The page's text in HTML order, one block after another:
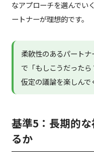
なアプローチを選んでい
ートナーが理想的です。
柔軟性のあるパート
で「もしこうだった
仮定の議論を楽しんで
基準5：長期的
るか